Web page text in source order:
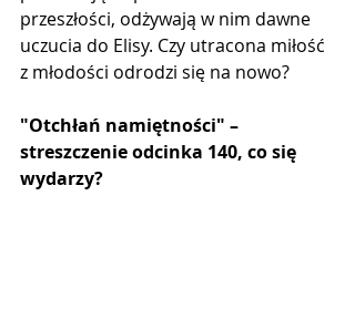
przeszłości, odżywają w nim dawne
uczucia do Elisy. Czy utracona miłość
z młodości odrodzi się na nowo?
"Otchłań namiętności" –
streszczenie odcinka 140, co się
wydarzy?